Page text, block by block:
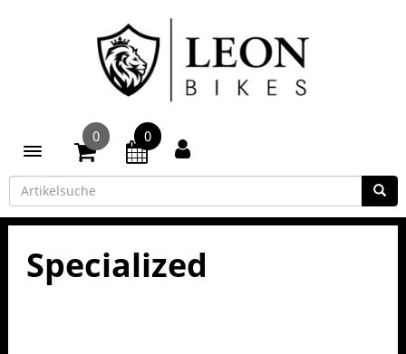
Toggle navigation
0 0
Specialized